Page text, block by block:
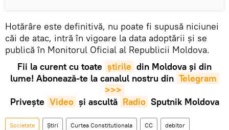
Hotărâre este definitivă, nu poate fi supusă niciunei
căi de atac, intră în vigoare la data adoptării şi se
publică în Monitorul Oficial al Republicii Moldova.
Fii la curent cu toate știrile din Moldova și din
lume! Abonează-te la canalul nostru din Telegram
>>>
Privește Video și ascultă Radio Sputnik Moldova
Societate Știri Curtea Constitutionala CC debitor